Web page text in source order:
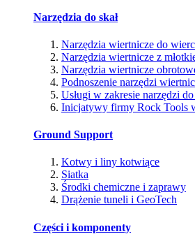
Narzędzia do skał
Narzędzia wiertnicze do
Narzędzia wiertnicze z
Narzędzia wiertnicze
Podnoszenie narzędzi
Usługi w zakresie narzędzi
Inicjatywy firmy Rock Tools
Ground Support
Kotwy i liny kotwiące
Siatka
Środki chemiczne i zaprawy
Drążenie tuneli i GeoTech
Części i komponenty